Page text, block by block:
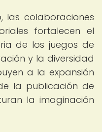
las colaboraciones
fortalecen el
de los juegos de
y la diversidad
a la expansión
la publicación de
la imaginación